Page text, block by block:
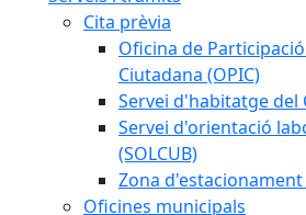
Cita prèvia
Oficina de
Ciutadana (OPIC)
Servei d'habitatge del
Servei d'orientació
(SOLCUB)
Zona
Oficines municipals